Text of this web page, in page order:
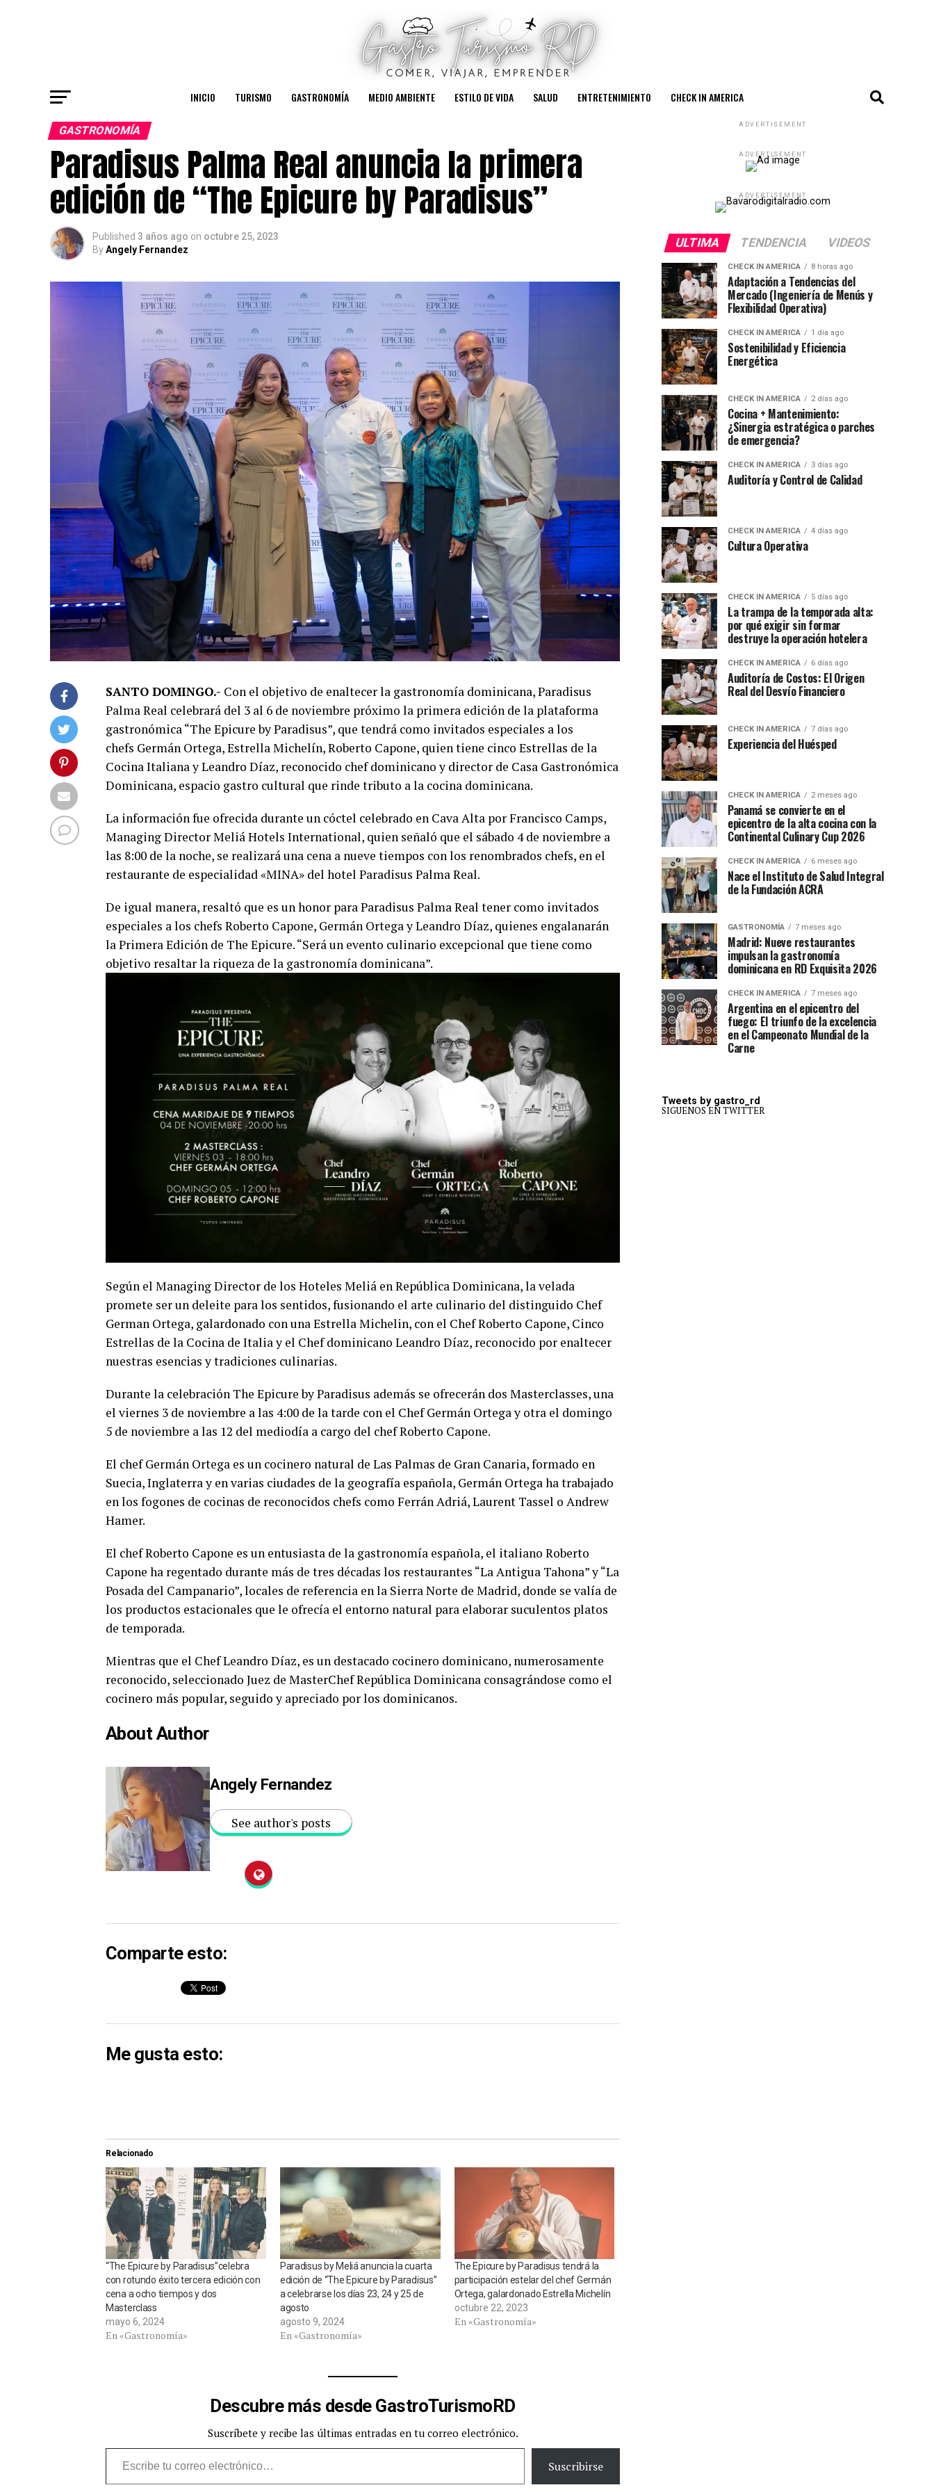
INICIO TURISMO GASTRONOMÍA MEDIO AMBIENTE ESTILO DE VIDA SALUD ENTRETENIMIENTO CHECK IN AMERICA
GASTRONOMÍA
Paradisus Palma Real anuncia la primera
edición de “The Epicure by Paradisus”
Published 3 años ago on octubre 25, 2023
ByAngely Fernandez
SANTO DOMINGO.- Con el objetivo de enaltecer la gastronomía dominicana, Paradisus
Palma Real celebrará del 3 al 6 de noviembre próximo la primera edición de la plataforma
gastronómica “The Epicure by Paradisus”, que tendrá como invitados especiales a los
chefs Germán Ortega, Estrella Michelín, Roberto Capone, quien tiene cinco Estrellas de la
Cocina Italiana y Leandro Díaz, reconocido chef dominicano y director de Casa Gastronómica
Dominicana, espacio gastro cultural que rinde tributo a la cocina dominicana.
La información fue ofrecida durante un cóctel celebrado en Cava Alta por Francisco Camps,
Managing Director Meliá Hotels International, quien señaló que el sábado 4 de noviembre a
las 8:00 de la noche, se realizará una cena a nueve tiempos con los renombrados chefs, en el
restaurante de especialidad «MINA» del hotel Paradisus Palma Real.
De igual manera, resaltó que es un honor para Paradisus Palma Real tener como invitados
especiales a los chefs Roberto Capone, Germán Ortega y Leandro Díaz, quienes engalanarán
la Primera Edición de The Epicure. “Será un evento culinario excepcional que tiene como
objetivo resaltar la riqueza de la gastronomía dominicana”.
Según el Managing Director de los Hoteles Meliá en República Dominicana, la velada
promete ser un deleite para los sentidos, fusionando el arte culinario del distinguido Chef
German Ortega, galardonado con una Estrella Michelin, con el Chef Roberto Capone, Cinco
Estrellas de la Cocina de Italia y el Chef dominicano Leandro Díaz, reconocido por enaltecer
nuestras esencias y tradiciones culinarias.
Durante la celebración The Epicure by Paradisus además se ofrecerán dos Masterclasses, una
el viernes 3 de noviembre a las 4:00 de la tarde con el Chef Germán Ortega y otra el domingo
5 de noviembre a las 12 del mediodía a cargo del chef Roberto Capone.
El chef Germán Ortega es un cocinero natural de Las Palmas de Gran Canaria, formado en
Suecia, Inglaterra y en varias ciudades de la geografía española, Germán Ortega ha trabajado
en los fogones de cocinas de reconocidos chefs como Ferrán Adriá, Laurent Tassel o Andrew
Hamer.
El chef Roberto Capone es un entusiasta de la gastronomía española, el italiano Roberto
Capone ha regentado durante más de tres décadas los restaurantes “La Antigua Tahona” y “La
Posada del Campanario”, locales de referencia en la Sierra Norte de Madrid, donde se valía de
los productos estacionales que le ofrecía el entorno natural para elaborar suculentos platos
de temporada.
Mientras que el Chef Leandro Díaz, es un destacado cocinero dominicano, numerosamente
reconocido, seleccionado Juez de MasterChef República Dominicana consagrándose como el
cocinero más popular, seguido y apreciado por los dominicanos.
About Author
Angely Fernandez
See author's posts
Comparte esto:
Me gusta esto:
Relacionado
“The Epicure by Paradisus”celebra
con rotundo éxito tercera edición con
cena a ocho tiempos y dos
Masterclass
mayo 6, 2024
En «Gastronomía»
Paradisus by Meliá anuncia la cuarta
edición de “The Epicure by Paradisus”
a celebrarse los días 23, 24 y 25 de
agosto
agosto 9, 2024
En «Gastronomía»
The Epicure by Paradisus tendrá la
participación estelar del chef Germán
Ortega, galardonado Estrella Michelín
octubre 22, 2023
En «Gastronomía»
Descubre más desde GastroTurismoRD
Suscríbete y recibe las últimas entradas en tu correo electrónico.
Escribe tu correo electrónico…
Suscribirse
ADVERTISEMENT
ADVERTISEMENT
ADVERTISEMENT
ULTIMA TENDENCIA VIDEOS
CHECK IN AMERICA 8 horas ago
Adaptación a Tendencias del
Mercado (Ingeniería de Menús y
Flexibilidad Operativa)
CHECK IN AMERICA 1 día ago
Sostenibilidad y Eficiencia
Energética
CHECK IN AMERICA 2 días ago
Cocina + Mantenimiento:
¿Sinergia estratégica o parches
de emergencia?
CHECK IN AMERICA 3 días ago
Auditoría y Control de Calidad
CHECK IN AMERICA 4 días ago
Cultura Operativa
CHECK IN AMERICA 5 días ago
La trampa de la temporada alta:
por qué exigir sin formar
destruye la operación hotelera
CHECK IN AMERICA 6 días ago
Auditoría de Costos: El Origen
Real del Desvío Financiero
CHECK IN AMERICA 7 días ago
Experiencia del Huésped
CHECK IN AMERICA 2 meses ago
Panamá se convierte en el
epicentro de la alta cocina con la
Continental Culinary Cup 2026
CHECK IN AMERICA 6 meses ago
Nace el Instituto de Salud Integral
de la Fundación ACRA
GASTRONOMÍA 7 meses ago
Madrid: Nueve restaurantes
impulsan la gastronomía
dominicana en RD Exquisita 2026
CHECK IN AMERICA 7 meses ago
Argentina en el epicentro del
fuego: El triunfo de la excelencia
en el Campeonato Mundial de la
Carne
Tweets by gastro_rd
SIGUENOS EN TWITTER